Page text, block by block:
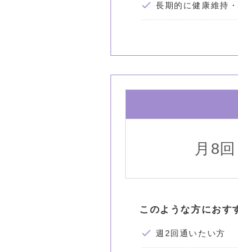
長期的に健康維持
月8
このような方におす
週2回通いたい方